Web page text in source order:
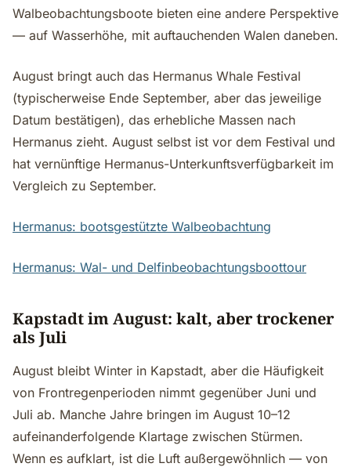
Walbeobachtungsboote bieten eine andere Perspektive
— auf Wasserhöhe, mit auftauchenden Walen daneben.
August bringt auch das Hermanus Whale Festival
(typischerweise Ende September, aber das jeweilige
Datum bestätigen), das erhebliche Massen nach
Hermanus zieht. August selbst ist vor dem Festival und
hat vernünftige Hermanus-Unterkunftsverfügbarkeit im
Vergleich zu September.
Hermanus: bootsgestützte Walbeobachtung
Hermanus: Wal- und Delfinbeobachtungsboottour
Kapstadt im August: kalt, aber trockener
als Juli
August bleibt Winter in Kapstadt, aber die Häufigkeit
von Frontregenperioden nimmt gegenüber Juni und
Juli ab. Manche Jahre bringen im August 10–12
aufeinanderfolgende Klartage zwischen Stürmen.
Wenn es aufklart, ist die Luft außergewöhnlich — von